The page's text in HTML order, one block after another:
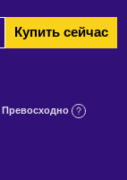
Купить сейчас
Превосходно